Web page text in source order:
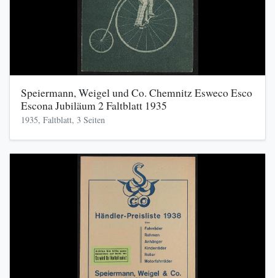
Speiermann, Weigel und Co. Chemnitz Esweco Esco
Escona Jubiläum 2 Faltblatt 1935
1935, Faltblatt, 3 Seiten